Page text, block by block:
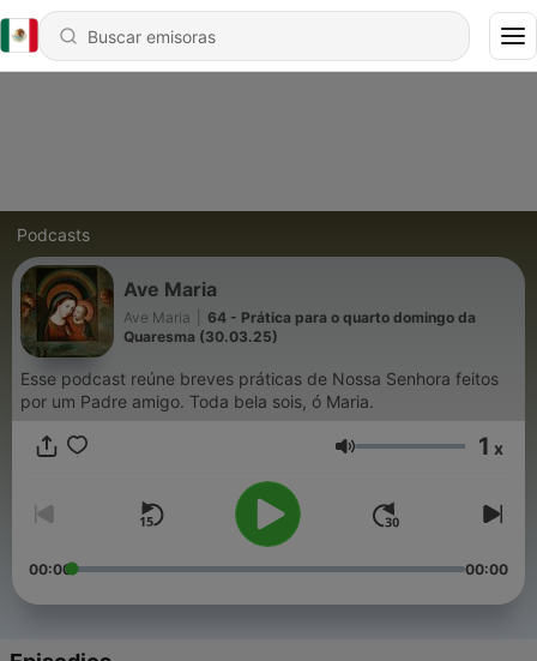
Podcasts
Ave Maria
Ave Maria
64 - Prática para o quarto domingo da
Quaresma (30.03.25)
Esse podcast reúne breves práticas de Nossa Senhora feitos
por um Padre amigo. Toda bela sois, ó Maria.
Volumen 1 x
00:00 00:00